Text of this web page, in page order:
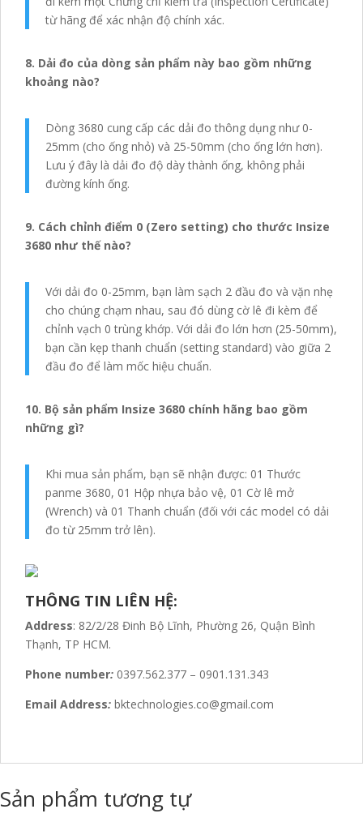
từ hãng để xác nhận độ chính xác.
8. Dải đo của dòng sản phẩm này bao gồm những
khoảng nào?
Dòng 3680 cung cấp các dải đo thông dụng như 0-
25mm (cho ống nhỏ) và 25-50mm (cho ống lớn hơn).
Lưu ý đây là dải đo độ dày thành ống, không phải
đường kính ống.
9. Cách chỉnh điểm 0 (Zero setting) cho thước Insize
3680 như thế nào?
Với dải đo 0-25mm, bạn làm sạch 2 đầu đo và vặn nhẹ
cho chúng chạm nhau, sau đó dùng cờ lê đi kèm để
chỉnh vạch 0 trùng khớp. Với dải đo lớn hơn (25-50mm),
bạn cần kẹp thanh chuẩn (setting standard) vào giữa 2
đầu đo để làm mốc hiệu chuẩn.
10. Bộ sản phẩm Insize 3680 chính hãng bao gồm
những gì?
Khi mua sản phẩm, bạn sẽ nhận được: 01 Thước
panme 3680, 01 Hộp nhựa bảo vệ, 01 Cờ lê mở
(Wrench) và 01 Thanh chuẩn (đối với các model có dải
đo từ 25mm trở lên).
THÔNG TIN LIÊN HỆ:
Address: 82/2/28 Đinh Bộ Lĩnh, Phường 26, Quận Bình
Thạnh, TP HCM.
Phone number: 0397.562.377 – 0901.131.343
Email Address: bktechnologies.co@gmail.com
Sản phẩm tương tự